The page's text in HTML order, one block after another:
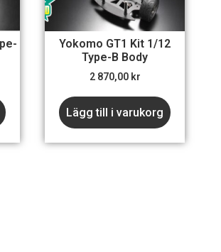
Yokomo GT1 Kit 1/12
Type-B Body
2 870,00 kr
Lägg till i varukorg